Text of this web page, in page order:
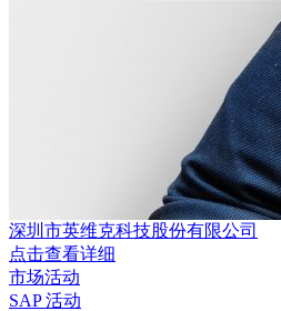
深圳市英维克科技股份有限公司
点击查看详细
市场活动
SAP 活动